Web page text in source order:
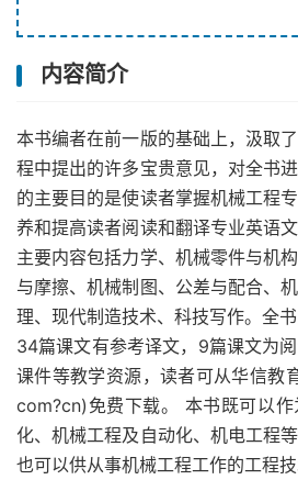
内容简介
本书编者在前一版的基础上，汲取
程中提出的许多宝贵意见，对全书
的主要目的是使读者掌握机械工程
养和提高读者阅读和翻译专业英语
主要内容包括力学、机械零件与机
与摩擦、机械制图、公差与配合、
理、现代制造技术、科技写作。全
34篇课文有参考译文，9篇课文为
课件等教学资源，读者可从华信教
com?cn)免费下载。 本书既可以
化、机械工程及自动化、机电工程
也可以供从事机械工程工作的工程技